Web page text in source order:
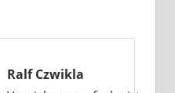
Ralf Czwikla